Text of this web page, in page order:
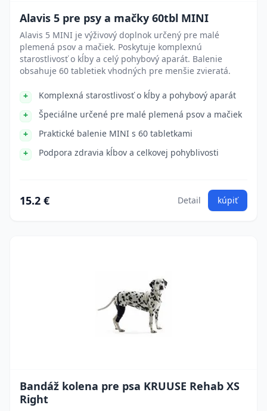
Alavis 5 pre psy a mačky 60tbl MINI
Alavis 5 MINI je výživový doplnok určený pre malé
plemená psov a mačiek. Poskytuje komplexnú
starostlivosť o kĺby a celý pohybový aparát. Balenie
obsahuje 60 tabletiek vhodných pre menšie zvieratá.
Komplexná starostlivosť o kĺby a pohybový aparát
Špeciálne určené pre malé plemená psov a mačiek
Praktické balenie MINI s 60 tabletkami
Podpora zdravia kĺbov a celkovej pohyblivosti
15.2 € Detail kúpiť
Bandáž kolena pre psa KRUUSE Rehab XS
Right